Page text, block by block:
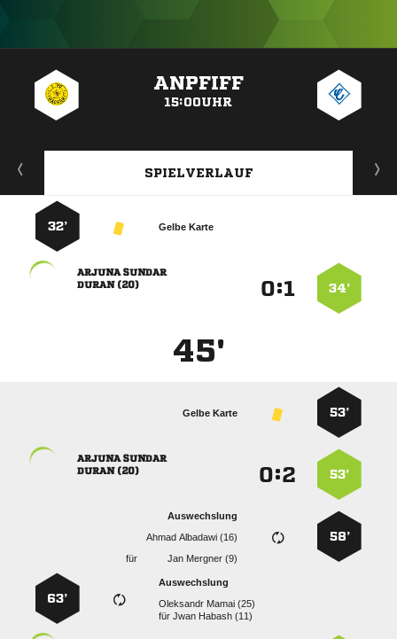
ANPFIFF
15:00UHR
SPIELVERLAUF
Gelbe Karte
32’
34’
:
 
 
45'
53’
Gelbe Karte
53’
:
 
 
58’
Auswechslung
  
für
  
Auswechslung
  
für  
63’